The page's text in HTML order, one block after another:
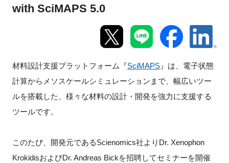
マイページ
新規登録
プログラム
with SciMAPS 5.0
材料設計支援プラットフォーム『SciMAPS』は、電子状態
計算からメソスケールシミュレーションまで、幅広いツー
ルを搭載した、様々な材料の設計・開発を強力に支援する
ツールです。
このたび、開発元であるScienomics社よりDr. Xenophon
KrokidisおよびDr. Andreas Bickを招聘してセミナーを開催